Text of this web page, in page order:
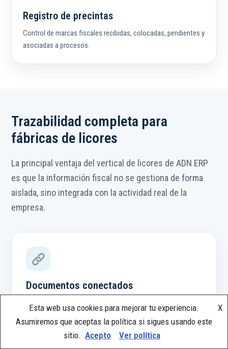
Registro de precintas
Control de marcas fiscales recibidas, colocadas, pendientes y
asociadas a procesos.
Trazabilidad completa para
fábricas de licores
La principal ventaja del vertical de licores de ADN ERP
es que la información fiscal no se gestiona de forma
aislada, sino integrada con la actividad real de la
empresa.
Documentos conectados
Cada compra, venta, albarán, factura, parte de
fabricación, movimiento de almacén y expedición
queda relacionado con su información fiscal.
Esta web usa cookies para mejorar tu experiencia.
Asumiremos que aceptas la política si sigues usando este
sitio.
X
Acepto Ver política